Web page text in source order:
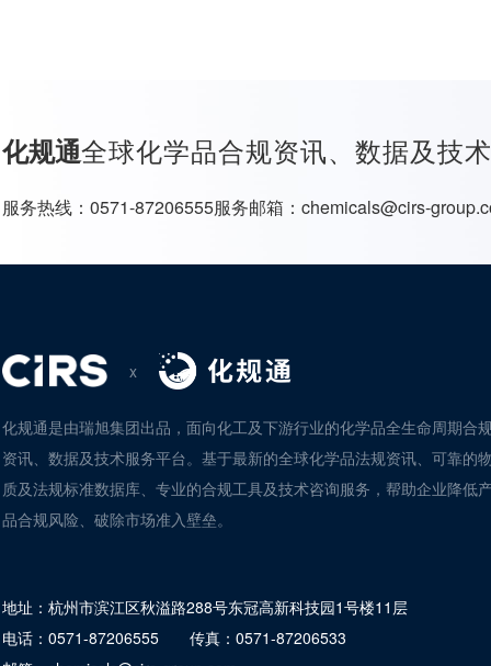
化规通全球化学品合规资讯、数据及技
服务热线： 0571-87206555服务邮箱： chemicals@cirs-
x
化规通是由瑞旭集团出品，面向化工及下游行业的化学品全生命周期合
资讯、数据及技术服务平台。基于最新的全球化学品法规资讯、可靠的
质及法规标准数据库、专业的合规工具及技术咨询服务，帮助企业降低
品合规风险、破除市场准入壁垒。
地址： 杭州市滨江区秋溢路288号东冠高新科技园1号楼11层
电话： 0571-87206555 传真： 0571-87206533